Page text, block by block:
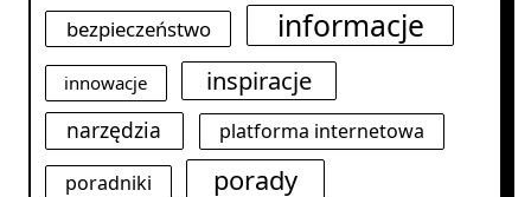
bezpieczeństwo informacje
innowacje inspiracje
narzędzia
platforma internetowa
poradniki
porady